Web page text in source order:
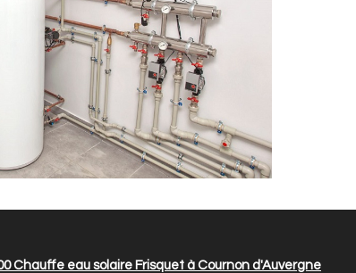
Chauffe eau solaire Frisquet à Cournon d'Auvergne